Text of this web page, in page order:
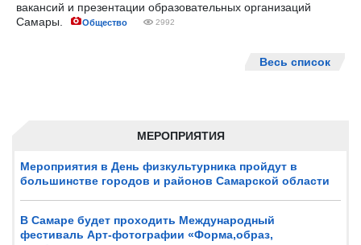
МЕРОПРИЯТИЯ
Мероприятия в День физкультурника пройдут в
большинстве городов и районов Самарской области
В Самаре будет проходить Международный
фестиваль Арт-фотографии «Форма,образ,
вакансий и презентации образовательных организаций
Самары.
Общество 2992
Весь список